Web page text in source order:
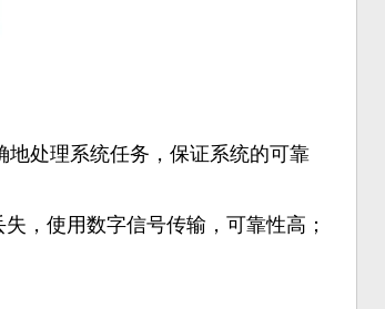
处理系统任务，保证系统的可靠
，使用数字信号传输，可靠性高；